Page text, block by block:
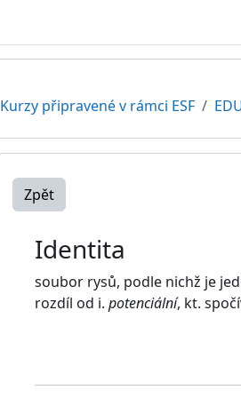
Kurzy připravené v rámci ESF
Zpět
Identita
soubor rysů, podle nichž je
rozdíl od i. potenciální, kt.